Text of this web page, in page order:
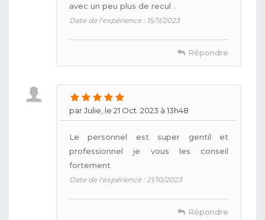
avec un peu plus de recul .
Date de l'expérience : 15/11/2023
Répondre
par Julie, le 21 Oct. 2023 à 13h48
Le personnel est super gentil et
professionnel je vous les conseil
fortement
Date de l'expérience : 21/10/2023
Répondre